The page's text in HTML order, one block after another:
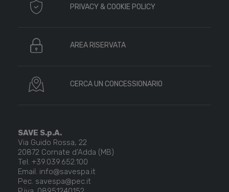
PRIVACY & COOKIE POLICY
AREA RISERVATA
CERCA UN CONCESSIONARIO
SAVE S.p.A.
Via Guido Rossa, 22
20872 Cornate d’Adda (MB)
Tel. +39.039.652.100
Email. info@savespa.it
Pec. savespa@pec.it